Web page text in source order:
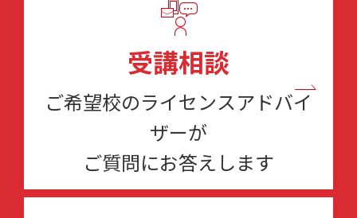
受講相談
ご希望校のライセンスアドバイ
ザーが
ご質問にお答えします